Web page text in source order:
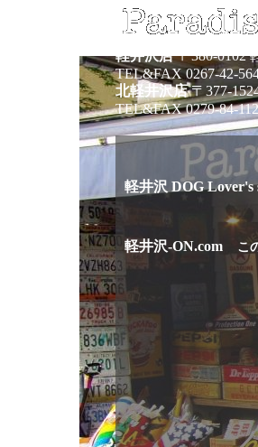
軽井沢店〒380-0102
TEL&FAX0267-42-
北軽井沢店〒377-
TEL&FAX0279-84-
軽井沢 DOG Lover's
軽井沢-ON.com こ